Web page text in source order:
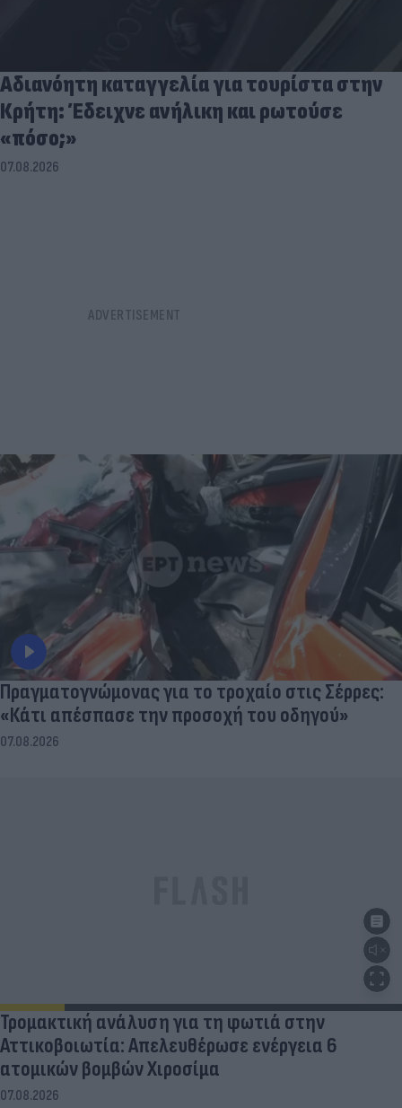
Αδιανόητη καταγγελία για τουρίστα στην
Κρήτη: Έδειχνε ανήλικη και ρωτούσε
«πόσο;»
07.08.2026
Πραγματογνώμονας για το τροχαίο στις Σέρρες:
«Κάτι απέσπασε την προσοχή του οδηγού»
07.08.2026
Τρομακτική ανάλυση για τη φωτιά στην
Αττικοβοιωτία: Απελευθέρωσε ενέργεια 6
ατομικών βομβών Χιροσίμα
07.08.2026